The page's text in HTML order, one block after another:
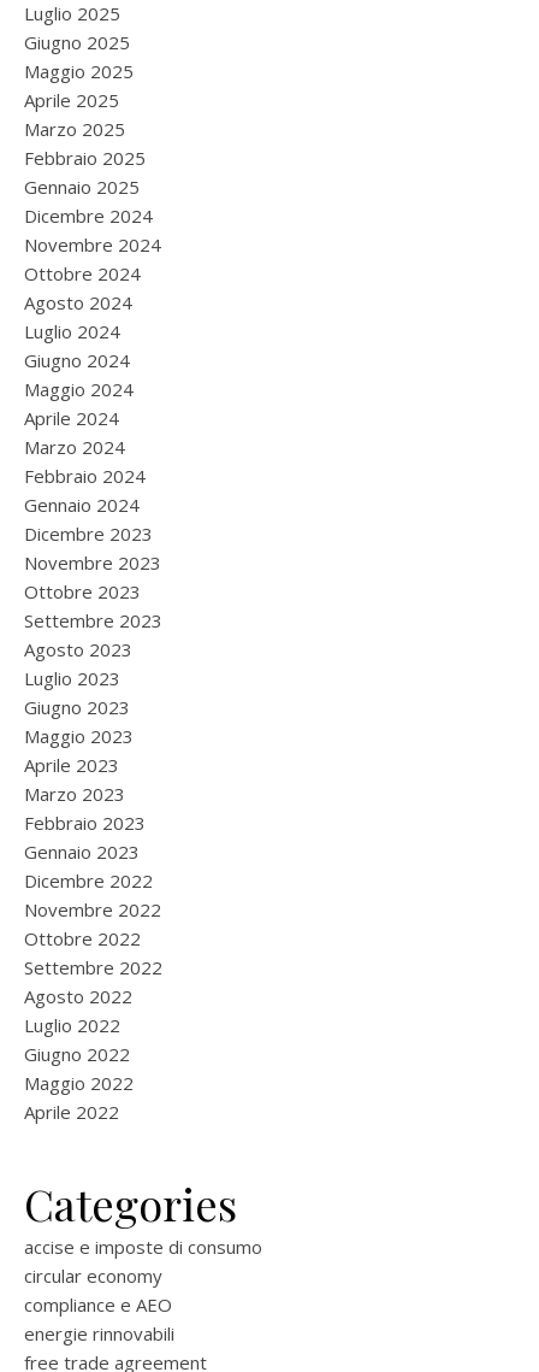
Luglio 2025
Giugno 2025
Maggio 2025
Aprile 2025
Marzo 2025
Febbraio 2025
Gennaio 2025
Dicembre 2024
Novembre 2024
Ottobre 2024
Agosto 2024
Luglio 2024
Giugno 2024
Maggio 2024
Aprile 2024
Marzo 2024
Febbraio 2024
Gennaio 2024
Dicembre 2023
Novembre 2023
Ottobre 2023
Settembre 2023
Agosto 2023
Luglio 2023
Giugno 2023
Maggio 2023
Aprile 2023
Marzo 2023
Febbraio 2023
Gennaio 2023
Dicembre 2022
Novembre 2022
Ottobre 2022
Settembre 2022
Agosto 2022
Luglio 2022
Giugno 2022
Maggio 2022
Aprile 2022
Categories
accise e imposte di consumo
circular economy
compliance e AEO
energie rinnovabili
free trade agreement